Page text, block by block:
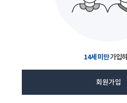
14세 미만가입
회원가입